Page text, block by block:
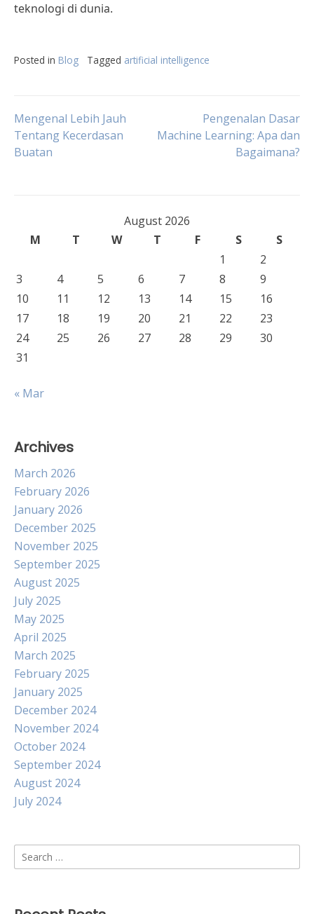
teknologi di dunia.
Posted in Blog Tagged artificial intelligence
Post
navigation
Mengenal Lebih Jauh
Tentang Kecerdasan
Buatan
Pengenalan Dasar
Machine Learning: Apa dan
Bagaimana?
August 2026
M
T W T F S
S
1
2
3
4 5 6 7 8
9
10
11 12 13 14 15
16
17
18 19 20 21 22
23
24
25 26 27 28 29
30
31
« Mar
Archives
March 2026
February 2026
January 2026
December 2025
November 2025
September 2025
August 2025
July 2025
May 2025
April 2025
March 2025
February 2025
January 2025
December 2024
November 2024
October 2024
September 2024
August 2024
July 2024
Search
for: